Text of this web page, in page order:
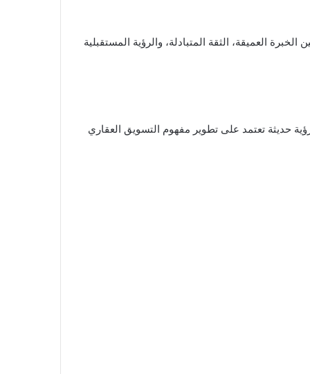
العميقة، الثقة المتبادلة، والرؤية المستقبلية
حديثة تعتمد على تطوير مفهوم التسويق العقاري